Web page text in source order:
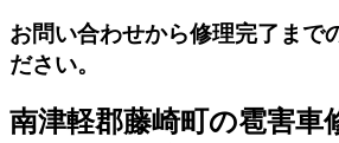
お問い合わせから修理完了まで
ださい。
南津軽郡藤崎町の雹害車